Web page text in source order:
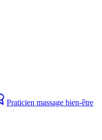
Praticien massage bien-être